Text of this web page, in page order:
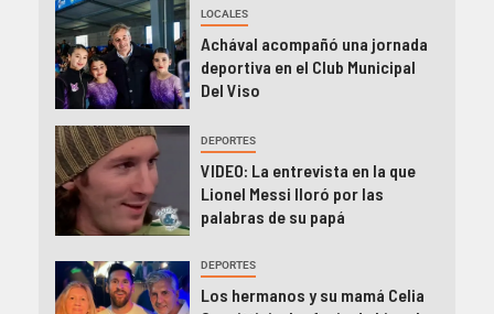
LOCALES
Achával acompañó una jornada
deportiva en el Club Municipal
Del Viso
DEPORTES
VIDEO: La entrevista en la que
Lionel Messi lloró por las
palabras de su papá
DEPORTES
Los hermanos y su mamá Celia